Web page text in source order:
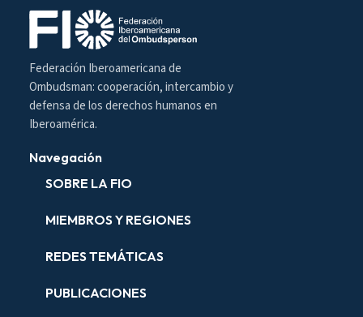
Federación Iberoamericana de
Ombudsman: cooperación, intercambio y
defensa de los derechos humanos en
Iberoamérica.
Navegación
SOBRE LA FIO
MIEMBROS Y REGIONES
REDES TEMÁTICAS
PUBLICACIONES